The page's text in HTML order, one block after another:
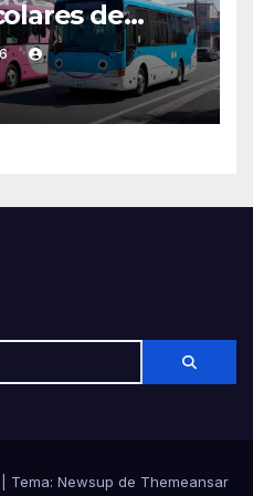
de
al mundo
y disciplina
Tema: Newsup de Themeansar